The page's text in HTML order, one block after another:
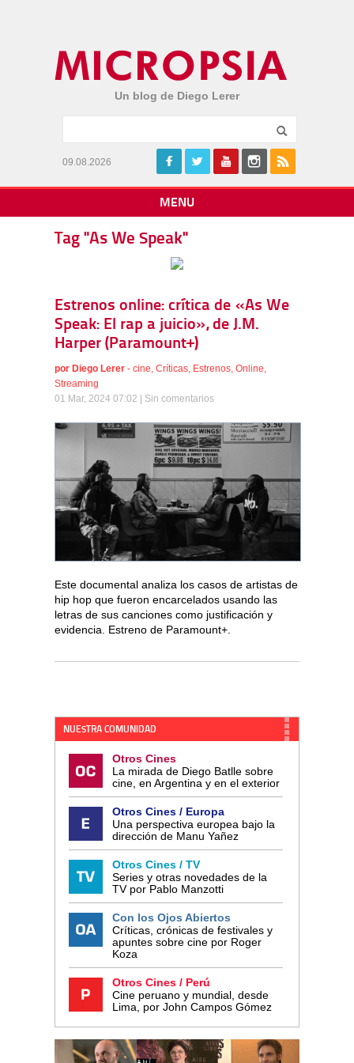
Un blog de Diego Lerer
09.08.2026
MENU
Tag "As We Speak"
Estrenos online: crítica de «As We
Speak: El rap a juicio», de J.M.
Harper (Paramount+)
por Diego Lerer - cine, Críticas, Estrenos, Online,
Streaming
01 Mar, 2024 07:02 | Sin comentarios
Este documental analiza los casos de artistas de
hip hop que fueron encarcelados usando las
letras de sus canciones como justificación y
evidencia. Estreno de Paramount+.
NUESTRA COMUNIDAD
Otros Cines
La mirada de Diego Batlle sobre
cine, en Argentina y en el exterior
Otros Cines / Europa
Una perspectiva europea bajo la
dirección de Manu Yañez
Otros Cines / TV
Series y otras novedades de la
TV por Pablo Manzotti
Con los Ojos Abiertos
Críticas, crónicas de festivales y
apuntes sobre cine por Roger
Koza
Otros Cines / Perú
Cine peruano y mundial, desde
Lima, por John Campos Gómez